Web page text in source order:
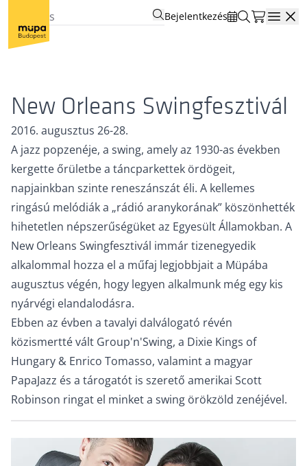
Bejelentkezés
New Orleans Swingfesztivál
2016. augusztus 26-28.
A jazz popzenéje, a swing, amely az 1930-as években
kergette őrületbe a táncparkettek ördögeit,
napjainkban szinte reneszánszát éli. A kellemes
ringású melódiák a „rádió aranykorának” köszönhették
hihetetlen népszerűségüket az Egyesült Államokban. A
New Orleans Swingfesztivál immár tizenegyedik
alkalommal hozza el a műfaj legjobbjait a Müpába
augusztus végén, hogy legyen alkalmunk még egy kis
nyárvégi elandalodásra.
Ebben az évben a tavalyi dalválogató révén
közismertté vált Group'n'Swing, a Dixie Kings of
Hungary & Enrico Tomasso, valamint a magyar
PapaJazz és a tárogatót is szerető amerikai Scott
Robinson ringat el minket a swing örökzöld zenéjével.